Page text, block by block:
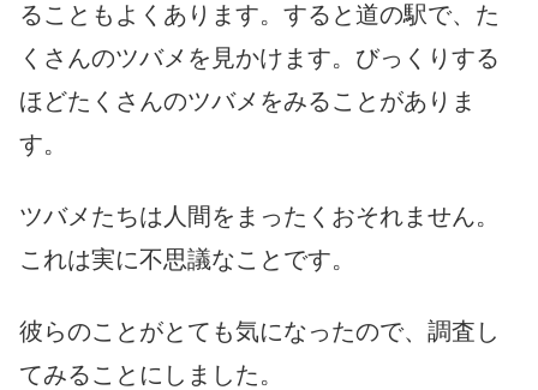
ることもよくあります。すると道の駅で、た
くさんのツバメを見かけます。びっくりする
ほどたくさんのツバメをみることがありま
す。
ツバメたちは人間をまったくおそれません。
これは実に不思議なことです。
彼らのことがとても気になったので、調査し
てみることにしました。